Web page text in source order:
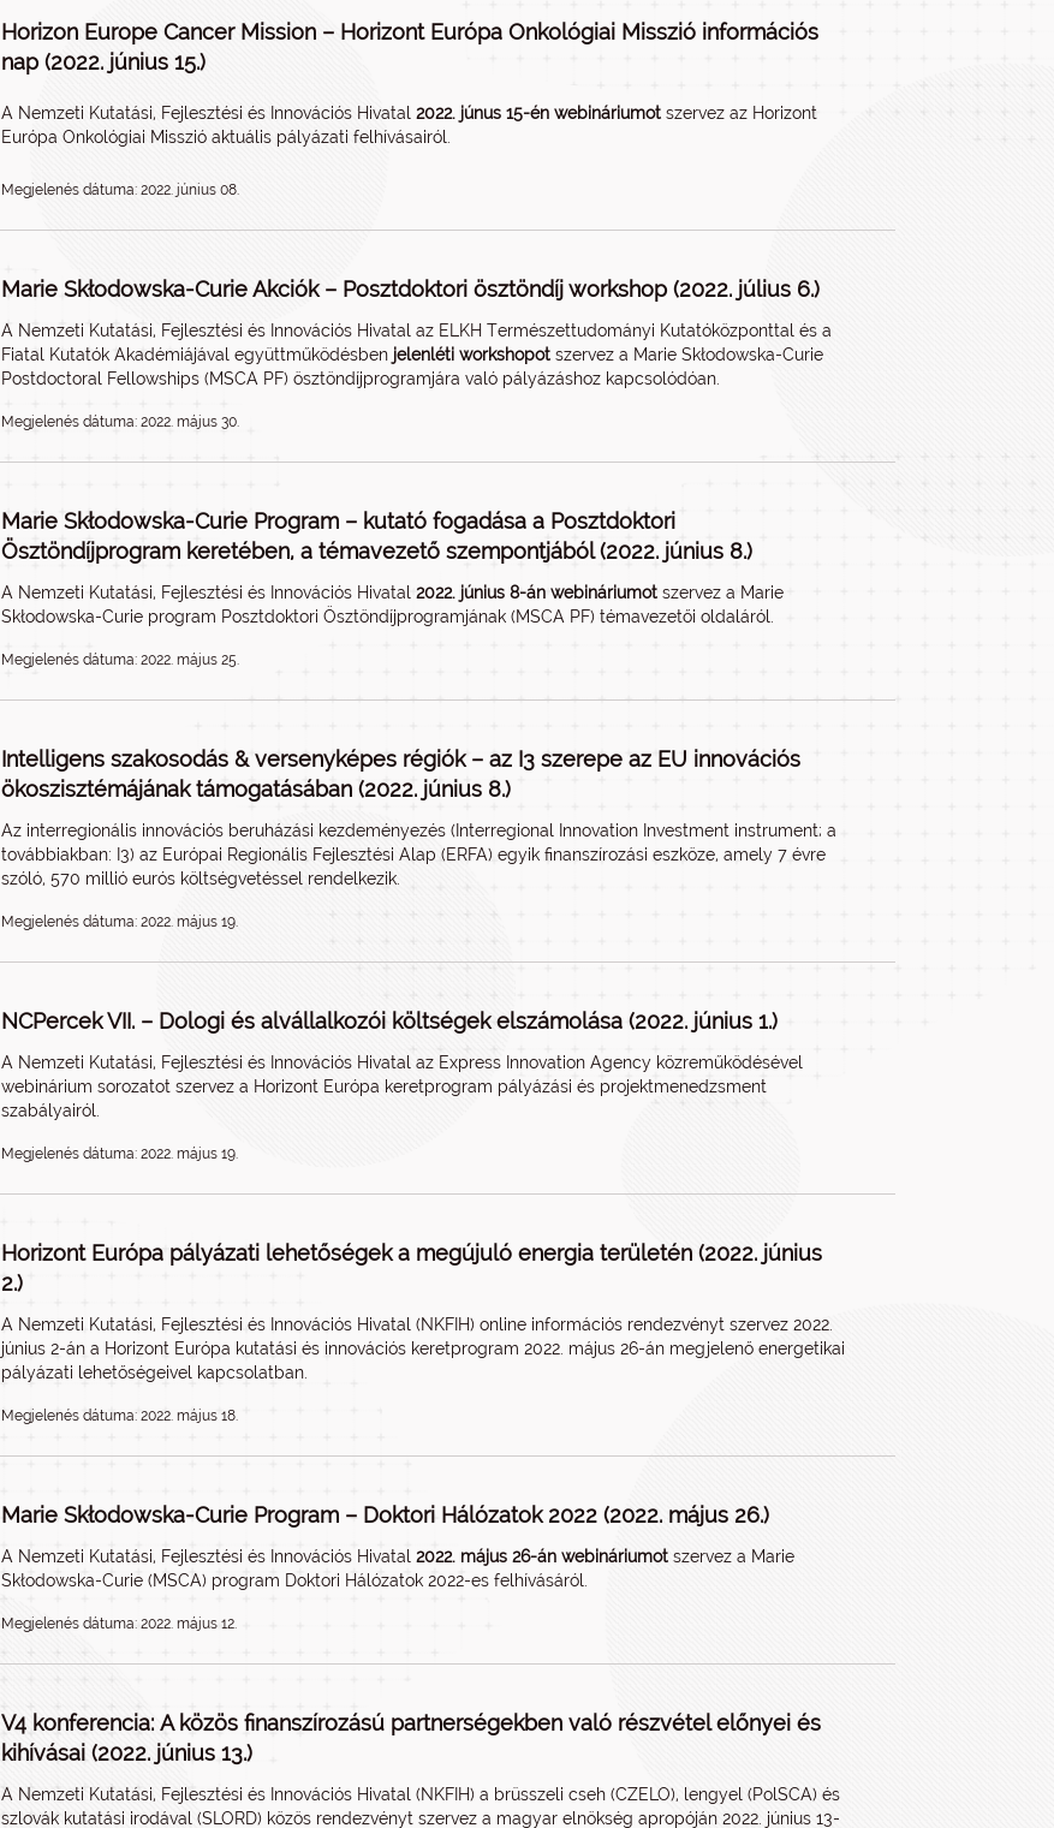
Horizon Europe Cancer Mission – Horizont Európa Onkológiai Misszió információs
nap (2022. június 15.)
A Nemzeti Kutatási, Fejlesztési és Innovációs Hivatal 2022. júnus 15-én webináriumot szervez az Horizont
Európa Onkológiai Misszió aktuális pályázati felhívásairól.
Megjelenés dátuma: 2022. június 08.
Marie Skłodowska-Curie Akciók – Posztdoktori ösztöndíj workshop (2022. július 6.)
A Nemzeti Kutatási, Fejlesztési és Innovációs Hivatal az ELKH Természettudományi Kutatóközponttal és a
Fiatal Kutatók Akadémiájával együttműködésben jelenléti workshopot szervez a Marie Skłodowska-Curie
Postdoctoral Fellowships (MSCA PF) ösztöndíjprogramjára való pályázáshoz kapcsolódóan.
Megjelenés dátuma: 2022. május 30.
Marie Skłodowska-Curie Program – kutató fogadása a Posztdoktori
Ösztöndíjprogram keretében, a témavezető szempontjából (2022. június 8.)
A Nemzeti Kutatási, Fejlesztési és Innovációs Hivatal 2022. június 8-án webináriumot szervez a Marie
Skłodowska-Curie program Posztdoktori Ösztöndíjprogramjának (MSCA PF) témavezetői oldaláról.
Megjelenés dátuma: 2022. május 25.
Intelligens szakosodás & versenyképes régiók – az I3 szerepe az EU innovációs
ökoszisztémájának támogatásában (2022. június 8.)
Az interregionális innovációs beruházási kezdeményezés (Interregional Innovation Investment instrument; a
továbbiakban: I3) az Európai Regionális Fejlesztési Alap (ERFA) egyik finanszírozási eszköze, amely 7 évre
szóló, 570 millió eurós költségvetéssel rendelkezik.
Megjelenés dátuma: 2022. május 19.
NCPercek VII. – Dologi és alvállalkozói költségek elszámolása (2022. június 1.)
A Nemzeti Kutatási, Fejlesztési és Innovációs Hivatal az Express Innovation Agency közreműködésével
webinárium sorozatot szervez a Horizont Európa keretprogram pályázási és projektmenedzsment
szabályairól.
Megjelenés dátuma: 2022. május 19.
Horizont Európa pályázati lehetőségek a megújuló energia területén (2022. június
2.)
A Nemzeti Kutatási, Fejlesztési és Innovációs Hivatal (NKFIH) online információs rendezvényt szervez 2022.
június 2-án a Horizont Európa kutatási és innovációs keretprogram 2022. május 26-án megjelenő energetikai
pályázati lehetőségeivel kapcsolatban.
Megjelenés dátuma: 2022. május 18.
Marie Skłodowska-Curie Program – Doktori Hálózatok 2022 (2022. május 26.)
A Nemzeti Kutatási, Fejlesztési és Innovációs Hivatal 2022. május 26-án webináriumot szervez a Marie
Skłodowska-Curie (MSCA) program Doktori Hálózatok 2022-es felhívásáról.
Megjelenés dátuma: 2022. május 12.
V4 konferencia: A közös finanszírozású partnerségekben való részvétel előnyei és
kihívásai (2022. június 13.)
A Nemzeti Kutatási, Fejlesztési és Innovációs Hivatal (NKFIH) a brüsszeli cseh (CZELO), lengyel (PolSCA) és
szlovák kutatási irodával (SLORD) közös rendezvényt szervez a magyar elnökség apropóján 2022. június 13-